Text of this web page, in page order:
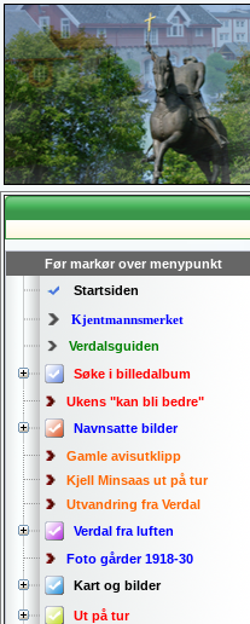
Før markør over menypunkt
Startsiden
Kjentmannsmerket
Verdalsguiden
Søke i billedalbum
Ukens "kan bli bedre"
Navnsatte bilder
Gamle avisutklipp
Kjell Minsaas ut på tur
Utvandring fra Verdal
Verdal fra luften
Foto gårder 1918-30
Kart og bilder
Ut på tur